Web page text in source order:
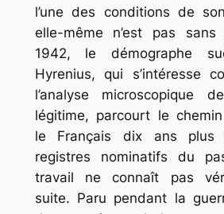
l’une des conditions de
elle-même n’est pas sans
1942, le démographe
Hyrenius, qui s’intéresse
l’analyse microscopique
légitime, parcourt le chemin
le Français dix ans
registres nominatifs du
travail ne connaît pas
suite. Paru pendant la